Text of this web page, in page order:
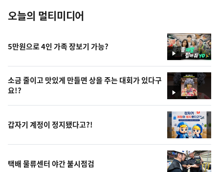
오늘의 멀티미디어
영
상
5만원으로 4인 가족 장보기 가능?
영
상
소금 줄이고 맛있게 만들면 상을 주는 대회가 있다구
요!?
갑자기 계정이 정지됐다고?!
택배 물류센터 야간 불시점검